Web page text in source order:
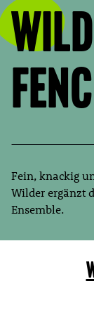
Fein, knackig
Wilder ergänzt
Ensemble.